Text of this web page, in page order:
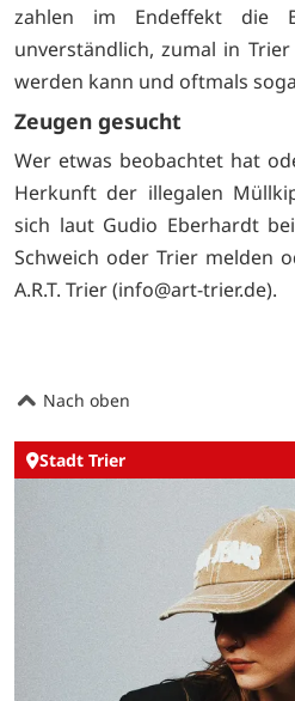
zahlen im Endeffekt die
unverständlich, zumal in
werden kann und oftmals
Zeugen gesucht
Wer etwas beobachtet hat
Herkunft der illegalen
sich laut Gudio Eberhardt
Schweich oder Trier melden
A.R.T. Trier (info@art-trier.de).
Nach oben
Stadt Trier